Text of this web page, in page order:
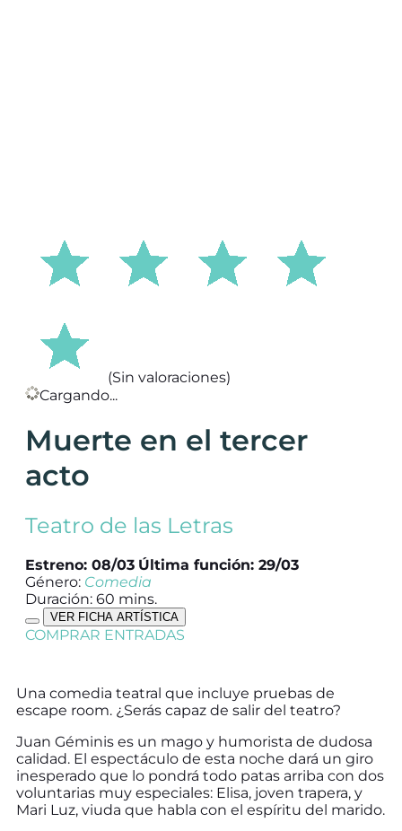
(Sin valoraciones)
Cargando...
Muerte en el tercer
acto
Teatro de las Letras
Estreno: 08/03 Última función: 29/03
Género: Comedia
Duración: 60 mins.
VER FICHA ARTÍSTICA
COMPRAR ENTRADAS
Una comedia teatral que incluye pruebas de
escape room. ¿Serás capaz de salir del teatro?
Juan Géminis es un mago y humorista de dudosa
calidad. El espectáculo de esta noche dará un giro
inesperado que lo pondrá todo patas arriba con dos
voluntarias muy especiales: Elisa, joven trapera, y
Mari Luz, viuda que habla con el espíritu del marido.